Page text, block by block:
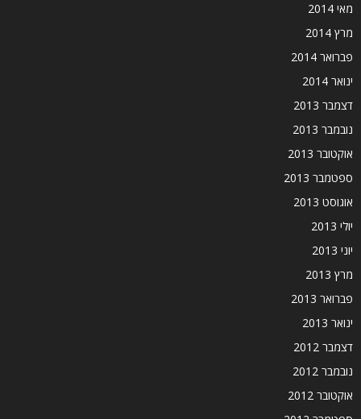
מאי 2014
מרץ 2014
פברואר 2014
ינואר 2014
דצמבר 2013
נובמבר 2013
אוקטובר 2013
ספטמבר 2013
אוגוסט 2013
יולי 2013
יוני 2013
מרץ 2013
פברואר 2013
ינואר 2013
דצמבר 2012
נובמבר 2012
אוקטובר 2012